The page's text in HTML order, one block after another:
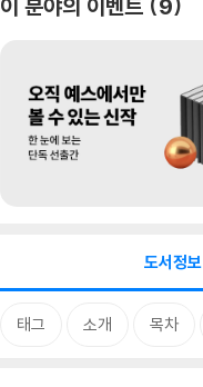
이 분야의 이벤트 9
도서정보
태그 소개 목차